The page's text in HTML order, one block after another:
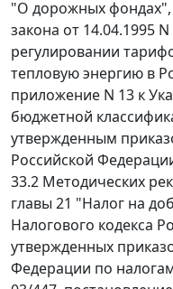
"О дорожных фондах",
закона от 14.04.1995
регулировании
тепловую энергию в
приложение N 13 к
бюджетной
утвержденным
Российской
33.2 Методических
главы 21 "Налог на
Налогового кодекса
утвержденных
Федерации по